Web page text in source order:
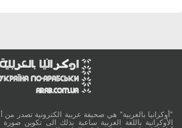
"أوكرانيا بالعربية" هي صحيفة عربية الكترونية تصدر من
الأوكرانية باللغة العربية ساعية بذلك الى تكوين